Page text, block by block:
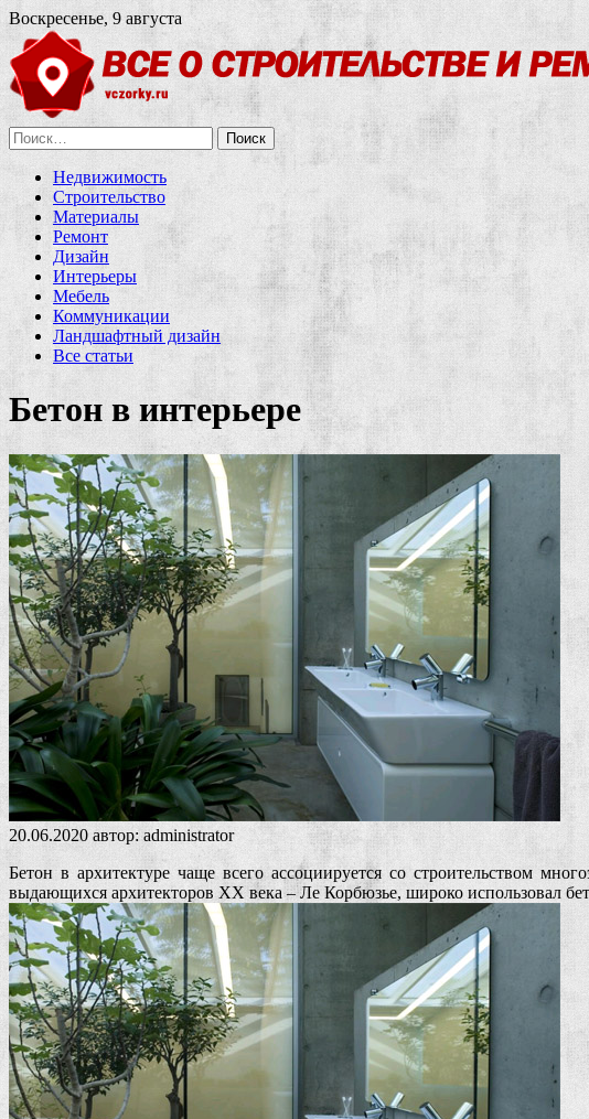
Воскресенье, 9 августа
Найти:
Недвижимость
Строительство
Материалы
Ремонт
Дизайн
Интерьеры
Мебель
Коммуникации
Ландшафтный дизайн
Все статьи
Бетон в интерьере
20.06.2020 автор: administrator
Бетон в архитектуре чаще всего ассоциируется со строительством
выдающихся архитекторов ХХ века – Ле Корбюзье, широко использовал